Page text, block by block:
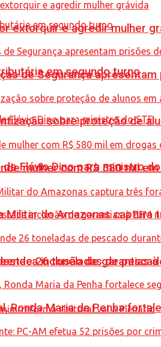
em segundo turno
Flávio Dino para ministro
inclusão de garantias
extorquir e agredir mulher
de Segurança
sobre proteção de
mulher com R$ 580 mil
Militar do Amazonas
26 toneladas de
Ronda Maria da Penha